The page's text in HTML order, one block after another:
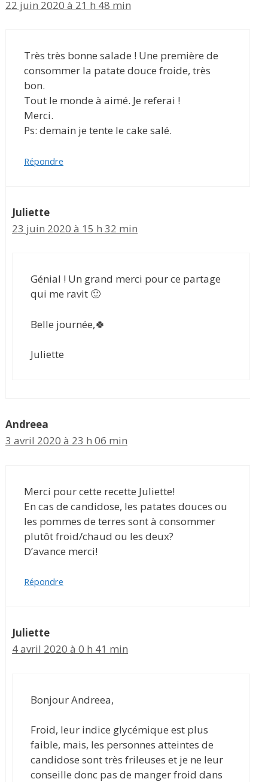
22 juin 2020 à 21 h 48 min
Très très bonne salade ! Une première de
consommer la patate douce froide, très
bon.
Tout le monde à aimé. Je referai !
Merci.
Ps: demain je tente le cake salé.
Répondre
Juliette
23 juin 2020 à 15 h 32 min
Génial ! Un grand merci pour ce partage
qui me ravit 🙂
Belle journée,🍀
Juliette
Andreea
3 avril 2020 à 23 h 06 min
Merci pour cette recette Juliette!
En cas de candidose, les patates douces ou
les pommes de terres sont à consommer
plutôt froid/chaud ou les deux?
D’avance merci!
Répondre
Juliette
4 avril 2020 à 0 h 41 min
Bonjour Andreea,
Froid, leur indice glycémique est plus
faible, mais, les personnes atteintes de
candidose sont très frileuses et je ne leur
conseille donc pas de manger froid dans